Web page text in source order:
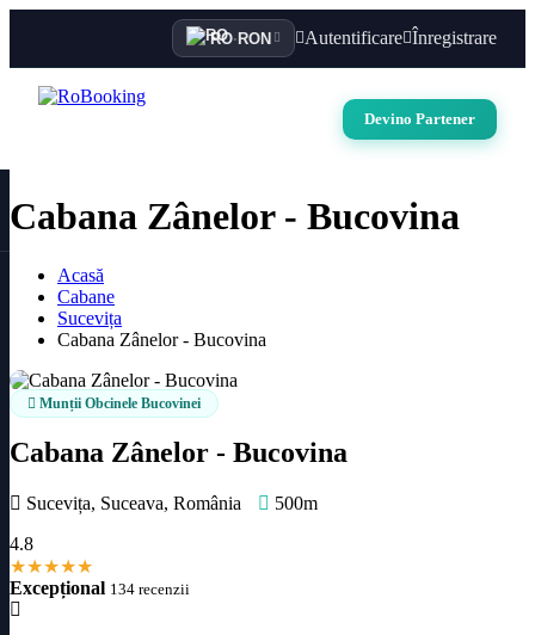
RO·RON Autentificare Înregistrare
Devino Partener
Cabana Zânelor - Bucovina
Acasă
Cabane
Sucevița
Cabana Zânelor - Bucovina
Munții Obcinele Bucovinei
Cabana Zânelor - Bucovina
Sucevița, Suceava, România
500m
4.8
★★★★★
Excepțional 134 recenzii